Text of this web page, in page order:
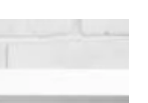
& RYNEK & FINANSE